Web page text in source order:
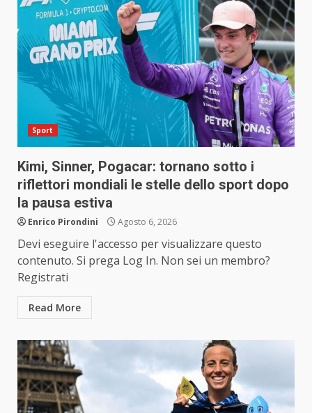
Sport
Kimi, Sinner, Pogacar: tornano sotto i
riflettori mondiali le stelle dello sport dopo
la pausa estiva
Enrico Pirondini Agosto 6, 2026
Devi eseguire l'accesso per visualizzare questo
contenuto. Si prega Log In. Non sei un membro?
Registrati
Read More